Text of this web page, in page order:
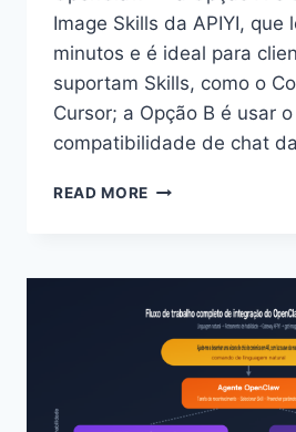
Image Skills da APIYI, que
minutos e é ideal para
suportam Skills, como o
Cursor; a Opção B é usar
compatibilidade de chat
READ MORE TUTORIAL
DO
GPT-
2